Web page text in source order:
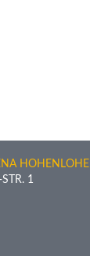
HOHENLOHE
1